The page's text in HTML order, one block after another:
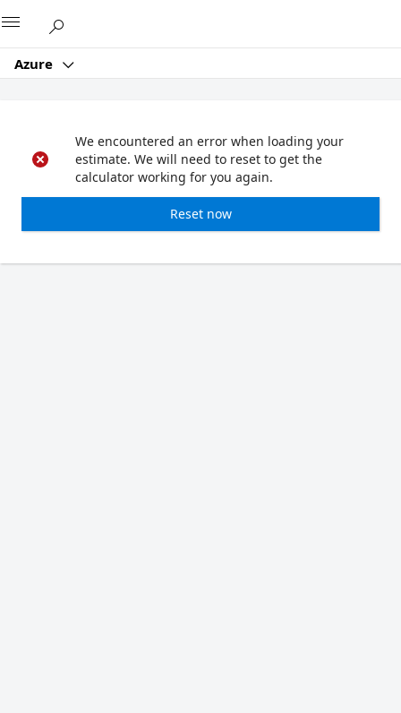
Azure
We encountered an error when loading your
estimate. We will need to reset to get the
calculator working for you again.
Reset now